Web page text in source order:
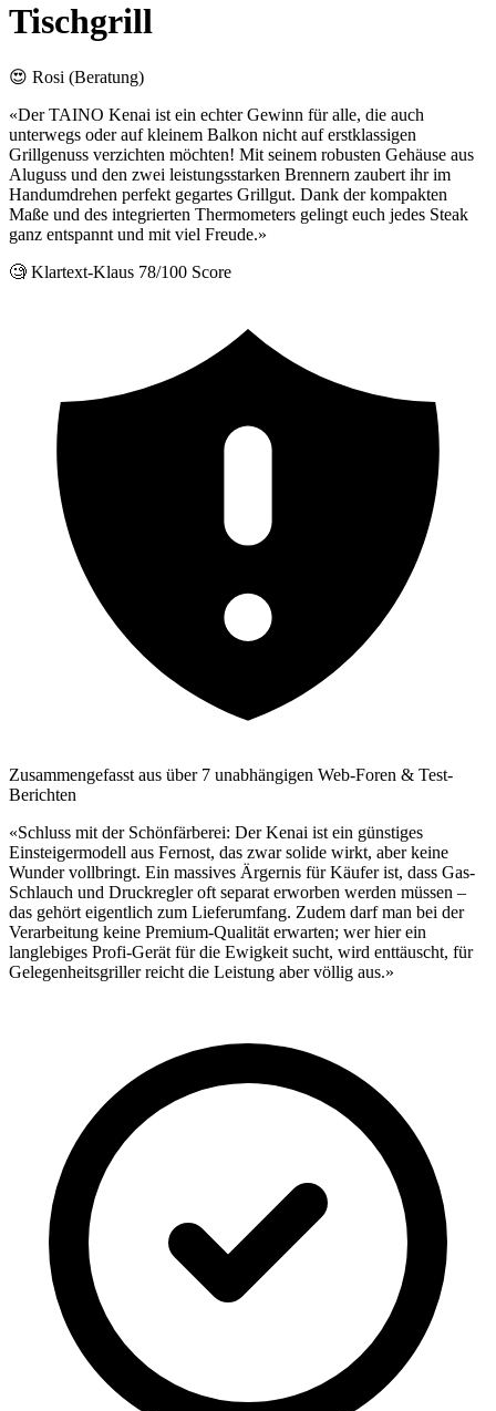
Tischgrill
😍 Rosi (Beratung)
«Der TAINO Kenai ist ein echter Gewinn für alle, die auch
unterwegs oder auf kleinem Balkon nicht auf erstklassigen
Grillgenuss verzichten möchten! Mit seinem robusten Gehäuse aus
Aluguss und den zwei leistungsstarken Brennern zaubert ihr im
Handumdrehen perfekt gegartes Grillgut. Dank der kompakten
Maße und des integrierten Thermometers gelingt euch jedes Steak
ganz entspannt und mit viel Freude.»
🧐 Klartext-Klaus 78/100 Score
Zusammengefasst aus über 7 unabhängigen Web-Foren & Test-
Berichten
«Schluss mit der Schönfärberei: Der Kenai ist ein günstiges
Einsteigermodell aus Fernost, das zwar solide wirkt, aber keine
Wunder vollbringt. Ein massives Ärgernis für Käufer ist, dass Gas-
Schlauch und Druckregler oft separat erworben werden müssen –
das gehört eigentlich zum Lieferumfang. Zudem darf man bei der
Verarbeitung keine Premium-Qualität erwarten; wer hier ein
langlebiges Profi-Gerät für die Ewigkeit sucht, wird enttäuscht, für
Gelegenheitsgriller reicht die Leistung aber völlig aus.»